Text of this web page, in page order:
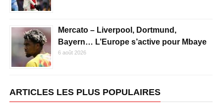
Mercato – Liverpool, Dortmund,
Bayern… L’Europe s’active pour Mbaye
6 août 2026
ARTICLES LES PLUS POPULAIRES